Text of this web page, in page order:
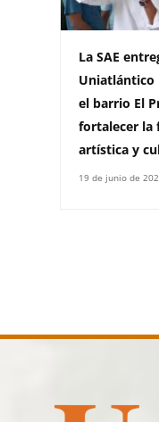
La SAE
Uniatlántico
el barrio El
fortalecer la
artística y
19 de junio de